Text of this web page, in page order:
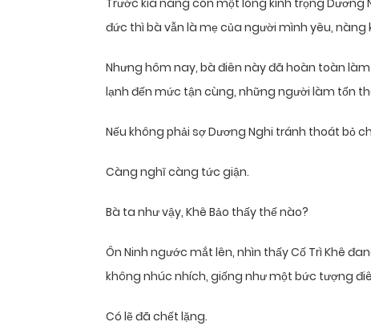
Trước kia nàng còn một lòng kính trọng
đức thì bà vẫn là mẹ của người mình yêu,
Nhưng hôm nay, bà điên này đã hoàn toàn
lạnh đến mức tận cùng, những người làm tổn
Nếu không phải sợ Dương Nghi tránh thoát bỏ
Càng nghĩ càng tức giận.
Bà ta như vậy, Khê Bảo thấy thế nào?
Ôn Ninh ngước mắt lên, nhìn thấy Cố Trì Khê
không nhúc nhích, giống như một bức tượng
Có lẽ đã chết lặng.